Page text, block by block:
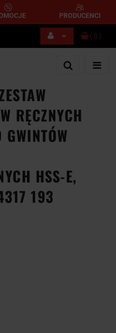
PRODUCENCI
( 0 )
RĘCZNYCH
HSS-E,
193